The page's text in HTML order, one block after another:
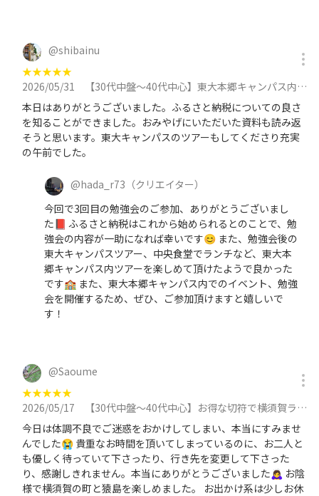
@shibainu
★★★★★
2026/05/31
【30代中盤〜40代中心】東大本郷キャンパス内の落ち着いた雰囲気のカフェでふるさと納税制度勉強会に参加
本日はありがとうございました。ふるさと納税についての良さ
を知ることができました。おみやげにいただいた資料も読み返
そうと思います。東大キャンパスのツアーもしてくださり充実
の午前でした。
@hada_r73 （クリエイター）
今回で3回目の勉強会のご参加、ありがとうございまし
た📕 ふるさと納税はこれから始められるとのことで、勉
強会の内容が一助になれば幸いです😊 また、勉強会後の
東大キャンパスツアー、中央食堂でランチなど、東大本
郷キャンパス内ツアーを楽しめて頂けたようで良かった
です🏫 また、東大本郷キャンパス内でのイベント、勉強
会を開催するため、ぜひ、ご参加頂けますと嬉しいで
す！
@Saoume
★★★★★
2026/05/17
【30代中盤〜40代中心】お得な切符で横須賀ランチ&猿島散策&東京湾をフェリーでクルージングに参加
今日は体調不良でご迷惑をおかけしてしまい、本当にすみませ
んでした😭 貴重なお時間を頂いてしまっているのに、お二人と
も優しく待っていて下さったり、行き先を変更して下さった
り、感謝しきれません。本当にありがとうございました🙇‍♀️ お陰
様で横須賀の町と猿島を楽しめました。 お出かけ系は少しお休